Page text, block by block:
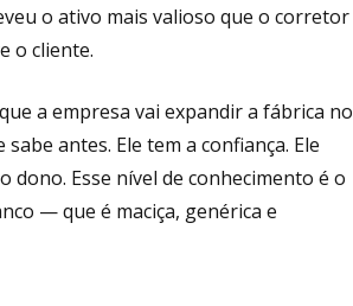
o ativo mais valioso que o corretor
o cliente.
a empresa vai expandir a fábrica no
antes. Ele tem a confiança. Ele
Esse nível de conhecimento é o
— que é maciça, genérica e